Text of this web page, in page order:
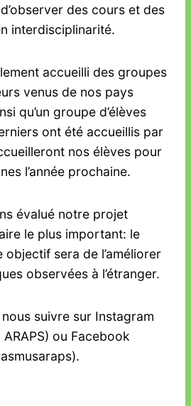
des cours et des
interdisciplinarité.
accueilli des groupes
venus de nos pays
qu’un groupe d’élèves
ont été accueillis par
nos élèves pour
l’année prochaine.
évalué notre projet
le plus important: le
objectif sera de l’améliorer
observées à l’étranger.
nous suivre sur Instagram
ARAPS) ou Facebook